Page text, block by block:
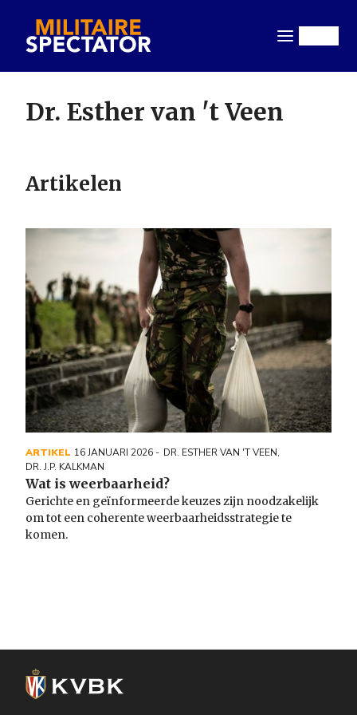
naar
gaanDr. Esther van 't Veen
Artikelen
Image
ARTIKEL 16 JANUARI 2026 DR. ESTHER VAN 'T VEEN,
DR. J.P. KALKMAN
Wat is weerbaarheid?
Gerichte en geïnformeerde keuzes zijn noodzakelijk
om tot een coherente weerbaarheidsstrategie te
komen.